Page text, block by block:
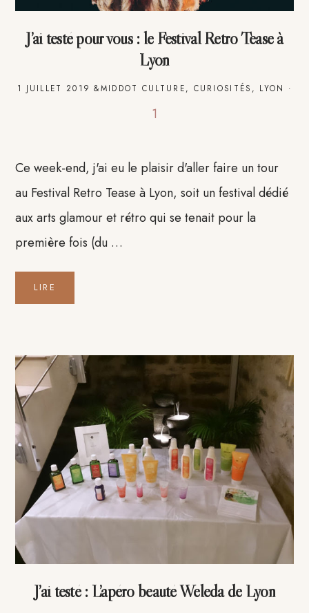
J’ai testé pour vous : le Festival Retro Tease à
Lyon
1 JUILLET 2019 &MIDDOT CULTURE, CURIOSITÉS , LYON ·
1
Ce week-end, j'ai eu le plaisir d'aller faire un tour
au Festival Retro Tease à Lyon, soit un festival dédié
aux arts glamour et rétro qui se tenait pour la
première fois (du …
LIRE
J’ai testé : L’apéro beauté Weleda de Lyon